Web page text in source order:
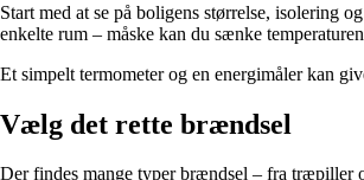
Start med at se på boligens størrelse, isolering
enkelte rum – måske kan du sænke
Et simpelt termometer og en energimåler kan
Vælg det rette brændsel
Der findes mange typer brændsel – fra træpiller